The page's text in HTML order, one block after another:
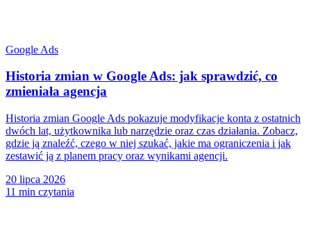
Google Ads
Historia zmian w Google Ads: jak sprawdzić, co
zmieniała agencja
Historia zmian Google Ads pokazuje modyfikacje konta z ostatnich
dwóch lat, użytkownika lub narzędzie oraz czas działania. Zobacz,
gdzie ją znaleźć, czego w niej szukać, jakie ma ograniczenia i jak
zestawić ją z planem pracy oraz wynikami agencji.
20 lipca 2026
11 min czytania